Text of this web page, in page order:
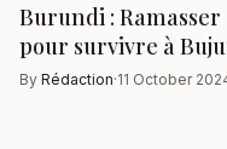
Burundi : Ramasser
pour survivre à
By Rédaction·11 October